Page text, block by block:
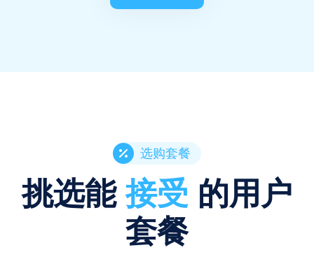
选购套餐
挑选能接受 的用户
套餐